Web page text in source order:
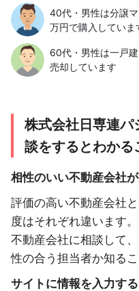
40代・男性は分譲
万円で購入していま
60代・男性は一戸
売却しています
株式会社日専連パ
談をするとわかる
相性のいい不動産会社
評価の高い不動産会社
度はそれぞれ違います。
不動産会社に相談して
性の合う担当者か知るこ
サイトに情報を入力す